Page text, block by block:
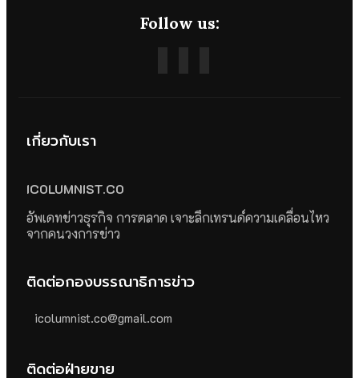
Follow us:
เกี่ยวกับเรา
ICOLUMNIST.CO
อัพเดทข่าวธุรกิจ การตลาด เจาะลึกเทรนด์ความเคลื่อนไหว
จากคนวงการข่าว
ติดต่อกองบรรณาธิการข่าว
icolumnist.co@gmail.com
ติดต่อฝ่ายขาย